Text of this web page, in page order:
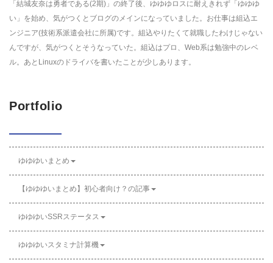
「結城友奈は勇者である(2期)」の終了後、ゆゆゆロスに耐えきれず「ゆゆゆ
い」を始め、気がつくとブログのメインになっていました。お仕事は組込エ
ンジニア(技術系派遣会社に所属)です。組込やりたくて就職したわけじゃない
んですが、気がつくとそうなっていた。組込はプロ、Web系は勉強中のレベ
ル。あとLinuxのドライバを書いたことが少しあります。
Portfolio
ゆゆゆいまとめ
【ゆゆゆいまとめ】初心者向け？の記事
ゆゆゆいSSRステータス
ゆゆゆいスタミナ計算機